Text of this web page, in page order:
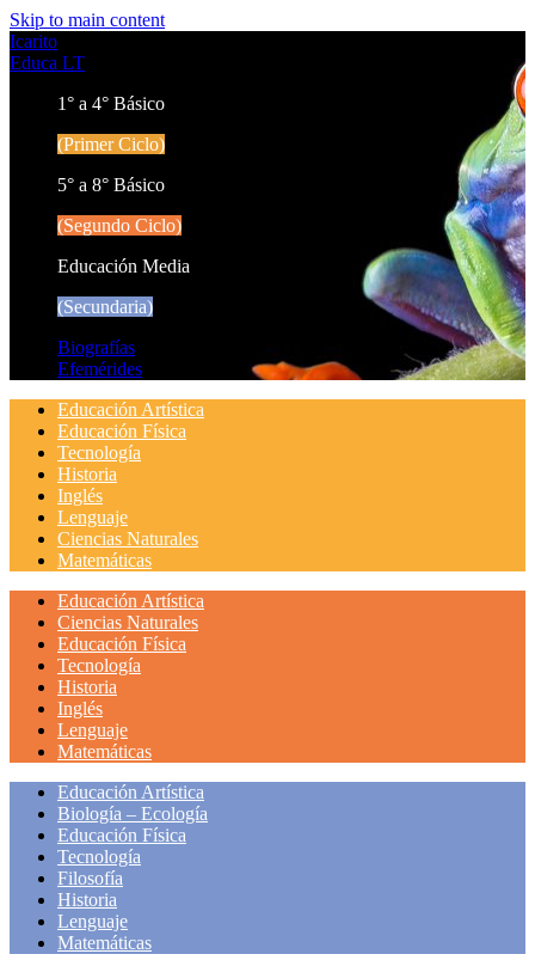
Skip to main content
Icarito
Educa LT
1° a 4° Básico
(Primer Ciclo)
5° a 8° Básico
(Segundo Ciclo)
Educación Media
(Secundaria)
Biografías
Efemérides
Educación Artística
Educación Física
Tecnología
Historia
Inglés
Lenguaje
Ciencias Naturales
Matemáticas
Educación Artística
Ciencias Naturales
Educación Física
Tecnología
Historia
Inglés
Lenguaje
Matemáticas
Educación Artística
Biología – Ecología
Educación Física
Tecnología
Filosofía
Historia
Lenguaje
Matemáticas